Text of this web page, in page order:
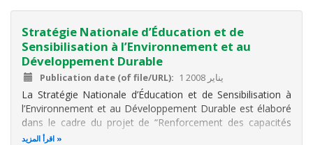
L'intégration sectorielle et intersectorielle ou l
Stratégie Nationale d’Éducation et de
Sensibilisation à l’Environnement et au
Développement Durable
Publication date (of file/URL) 1 يناير 2008
La Stratégie Nationale d’Éducation et de Sensibilisation à
l’Environnement et au Développement Durable est élaboré
dans le cadre du projet de “Renforcement des capacités
nationales en matière d’éducation et de sensibilisation à
اقرأ المزيد